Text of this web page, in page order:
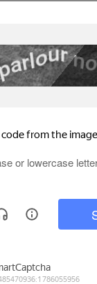
-70%